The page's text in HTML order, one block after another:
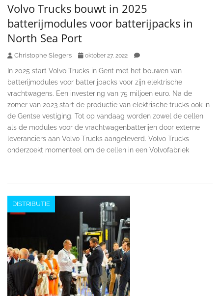
Volvo Trucks bouwt in 2025
batterijmodules voor batterijpacks in
North Sea Port
Christophe Slegers oktober 27, 2022
In 2025 start Volvo Trucks in Gent met het bouwen van
batterijmodules voor batterijpacks voor zijn elektrische
vrachtwagens. Een investering van 75 miljoen euro. Na de
zomer van 2023 start de productie van elektrische trucks ook in
de Gentse vestiging. Tot op vandaag worden zowel de cellen
als de modules voor de vrachtwagenbatterijen door externe
leveranciers aan Volvo Trucks aangeleverd. Volvo Trucks
onderzoekt momenteel om de cellen in een Volvofabriek
DISTRIBUTIE